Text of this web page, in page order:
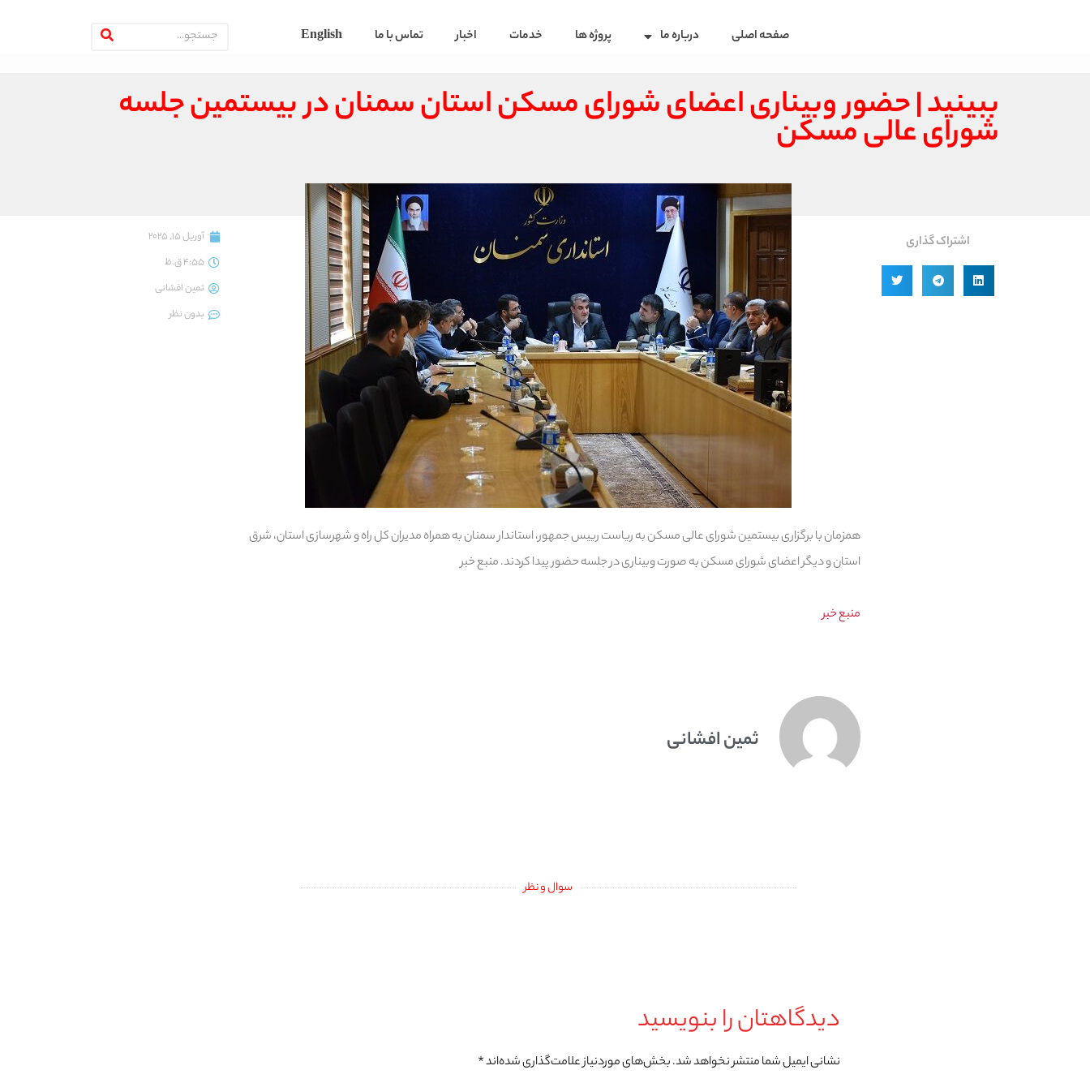
صفحه اصلی درباره ما پروژه ها خدمات اخبار تماس با ما English
ببینید | حضور وبیناری اعضای شورای مسکن استان سمنان در بیستمین جلسه
شورای عالی مسکن
اشتراک گذاری
همزمان با برگزاری بیستمین شورای عالی مسکن به ریاست رییس جمهور، استاندار سمنان به همراه مدیران کل راه و شهرسازی استان، شرق
استان و دیگر اعضای شورای مسکن به صورت وبیناری در جلسه حضور پیدا کردند. منبع خبر
منبع خبر
ثمین افشانی
سوال و نظر
دیدگاهتان را بنویسید
نشانی ایمیل شما منتشر نخواهد شد.بخش‌های موردنیاز علامت‌گذاری شده‌اند*
آوریل 15, 2025
4:55 ق.ظ
ثمین افشانی
بدون نظر